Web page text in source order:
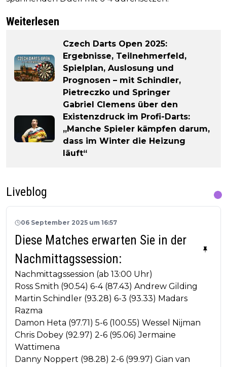
Weiterlesen
Czech Darts Open 2025:
Ergebnisse, Teilnehmerfeld,
Spielplan, Auslosung und
Prognosen – mit Schindler,
Pietreczko und Springer
Gabriel Clemens über den
Existenzdruck im Profi-Darts:
„Manche Spieler kämpfen darum,
dass im Winter die Heizung
läuft“
Liveblog
06 September 2025 um 16:57
Diese Matches erwarten Sie in der
Nachmittagssession:
Nachmittagssession (ab 13:00 Uhr)
Ross Smith (90.54) 6-4 (87.43) Andrew Gilding
Martin Schindler (93.28) 6-3 (93.33) Madars
Razma
Damon Heta (97.71) 5-6 (100.55) Wessel Nijman
Chris Dobey (92.97) 2-6 (95.06) Jermaine
Wattimena
Danny Noppert (98.28) 2-6 (99.97) Gian van